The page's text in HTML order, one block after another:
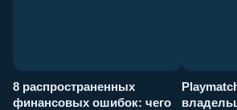
8 распространенных
финансовых ошибок: чего